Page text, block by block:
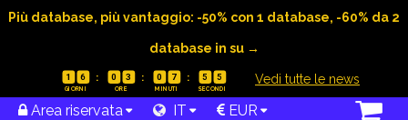
Più database, più vantaggio: -50% con 1 database, -60% da 2
database in su →
1 6 0 3 0 7 5 4 Vedi tutte le news
Area riservata IT EUR